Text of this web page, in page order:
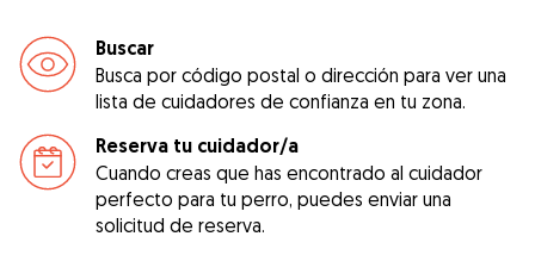
Buscar
Busca por código postal o dirección para ver una
lista de cuidadores de confianza en tu zona.
Reserva tu cuidador/a
Cuando creas que has encontrado al cuidador
perfecto para tu perro, puedes enviar una
solicitud de reserva.